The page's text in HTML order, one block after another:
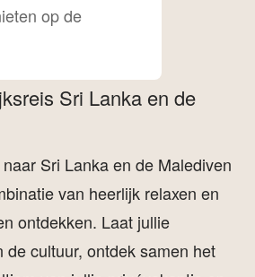
Sri Lanka en de
Sri Lanka en de Malediven
van heerlijk relaxen en
ontdekken. Laat jullie
de cultuur, ontdek samen het
op de